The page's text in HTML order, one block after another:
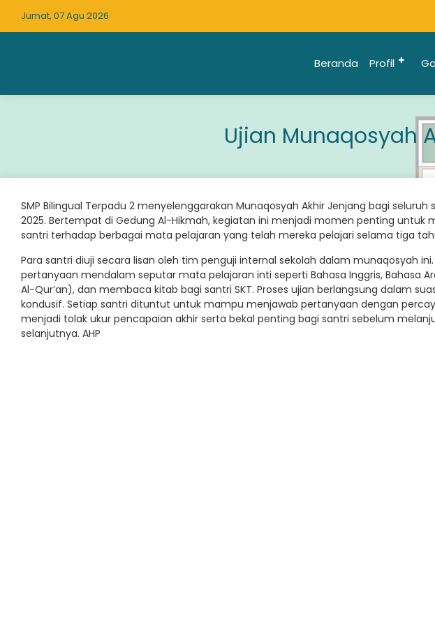
Jumat, 07 Agu 2026
Beranda Profil
Ujian Munaqosyah
SMP Bilingual Terpadu 2 menyelenggarakan Munaqosyah Akhir Jenjang bagi seluruh
2025. Bertempat di Gedung Al-Hikmah, kegiatan ini menjadi momen penting untuk
santri terhadap berbagai mata pelajaran yang telah mereka pelajari selama tiga
Para santri diuji secara lisan oleh tim penguji internal sekolah dalam munaqosyah
pertanyaan mendalam seputar mata pelajaran inti seperti Bahasa Inggris, Bahasa
Al-Qur’an), dan membaca kitab bagi santri SKT. Proses ujian berlangsung dalam
kondusif. Setiap santri dituntut untuk mampu menjawab pertanyaan dengan
menjadi tolak ukur pencapaian akhir serta bekal penting bagi santri sebelum
selanjutnya. AHP